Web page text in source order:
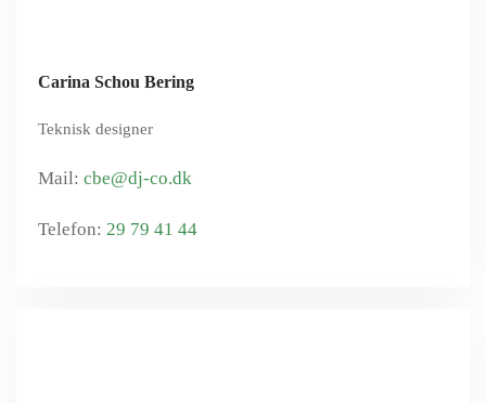
Carina Schou Bering
Teknisk designer
cbe@dj-co.dk
29 79 41 44